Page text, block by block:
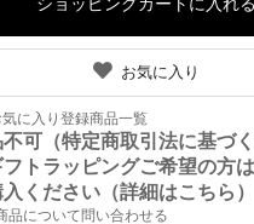
お気に入り
気に入り登録商品一覧
可（特定商取引法に基づ
トラッピングご希望の方
ください（詳細はこちら）
品について問い合わせる